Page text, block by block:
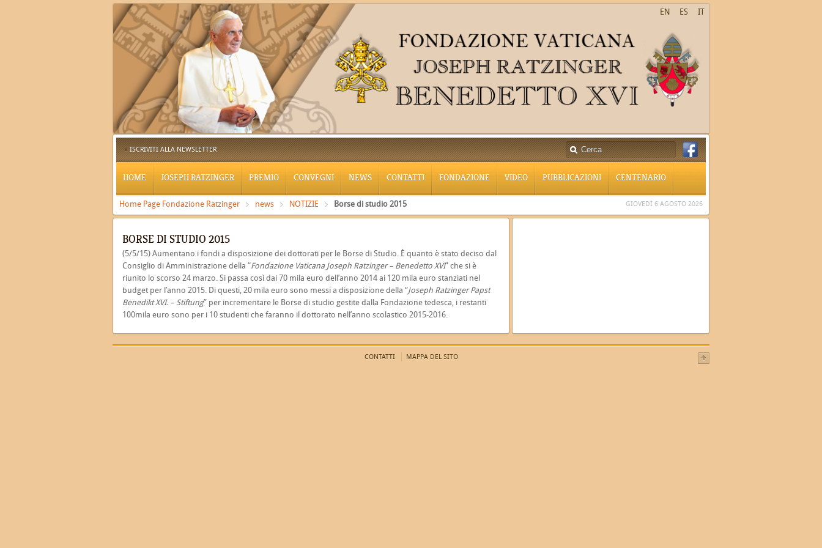
IT
ES
EN
ISCRIVITI ALLA NEWSLETTER
HOME JOSEPH RATZINGER PREMIO CONVEGNI NEWS CONTATTI FONDAZIONE VIDEO PUBBLICAZIONI CENTENARIO
Home Page Fondazione Ratzinger news NOTIZIE Borse di studio 2015 GIOVEDÌ 6 AGOSTO 2026
BORSE DI STUDIO 2015
(5/5/15) Aumentano i fondi a disposizione dei dottorati per le Borse di Studio. È quanto è stato deciso dal
Consiglio di Amministrazione della “Fondazione Vaticana Joseph Ratzinger – Benedetto XVI” che si è
riunito lo scorso 24 marzo. Si passa così dai 70 mila euro dell’anno 2014 ai 120 mila euro stanziati nel
budget per l’anno 2015. Di questi, 20 mila euro sono messi a disposizione della “Joseph Ratzinger Papst
Benedikt XVI. – Stiftung” per incrementare le Borse di studio gestite dalla Fondazione tedesca, i restanti
100mila euro sono per i 10 studenti che faranno il dottorato nell’anno scolastico 2015-2016.
CONTATTI MAPPA DEL SITO